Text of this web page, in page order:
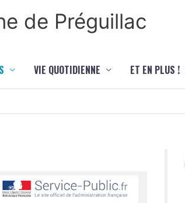
de Préguillac
VIE QUOTIDIENNE ET EN PLUS !